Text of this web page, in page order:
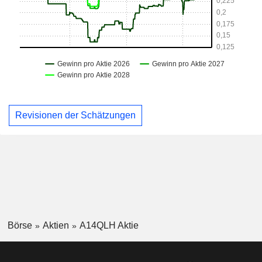
Revisionen der Schätzungen
Börse Aktien A14QLH Aktie